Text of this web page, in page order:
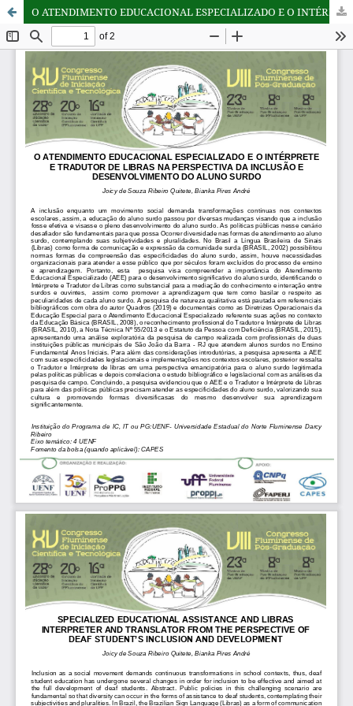
O ATENDIMENTO EDUCACIONAL ESPECIALIZADO E O INTÉRPRETE E TRADUTOR DE LIBRAS NA PERSPECTIVA DA INCLUSÃO E DESENVOLVIMENTO DO ALUNO SURDO